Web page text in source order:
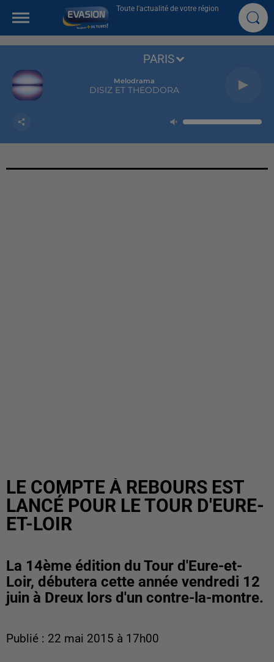
Toute l'actualité de votre région
Melodrama
DISIZ ET THEODORA
PARIS
LE COMPTE À REBOURS EST
LANCÉ POUR LE TOUR D'EURE-
ET-LOIR
La 14ème édition du Tour d'Eure-et-
Loir, débutera cette année vendredi 12
juin à Dreux lors d'un contre-la-montre.
Publié : 22 mai 2015 à 17h00